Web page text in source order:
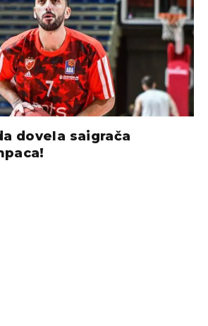
dovela saigrača